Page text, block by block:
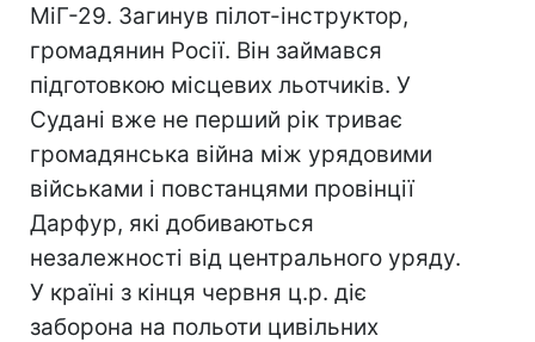
МіГ-29. Загинув пілот-інструктор,
громадянин Росії. Він займався
підготовкою місцевих льотчиків. У
Судані вже не перший рік триває
громадянська війна між урядовими
військами і повстанцями провінції
Дарфур, які добиваються
незалежності від центрального уряду.
У країні з кінця червня ц.р. діє
заборона на польоти цивільних